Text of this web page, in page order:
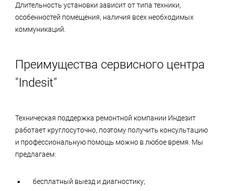
Длительность установки зависит от типа техники,
особенностей помещения, наличия всех необходимых
коммуникаций.
Преимущества сервисного центра
"Indesit"
Техническая поддержка ремонтной компании Индезит
работает круглосуточно, поэтому получить консультацию
и профессиональную помощь можно в любое время. Мы
предлагаем:
бесплатный выезд и диагностику;